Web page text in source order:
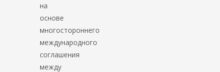
на
основе
многостороннего
международного
соглашения
между